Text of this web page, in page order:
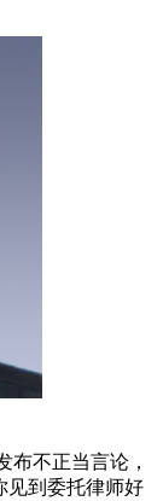
布不正当言论，
见到委托律师好